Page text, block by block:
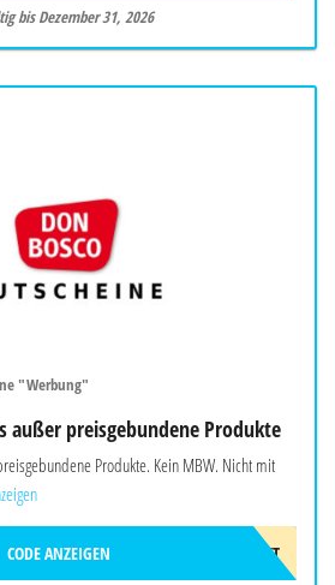
bis Dezember 31, 2026
"Werbung"
außer preisgebundene Produkte
Produkte. Kein MBW. Nicht mit
10%GESCHENKT
CODE ANZEIGEN